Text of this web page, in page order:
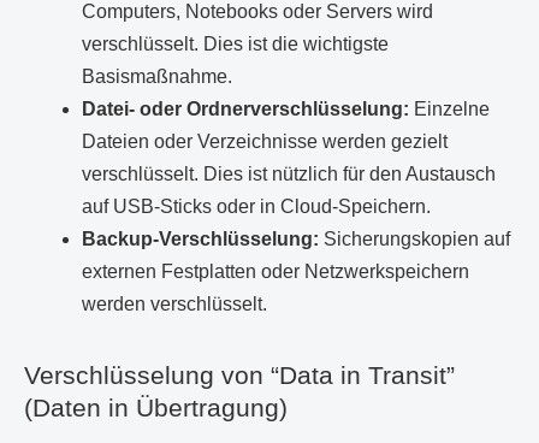
Computers, Notebooks oder Servers wird
verschlüsselt. Dies ist die wichtigste
Basismaßnahme.
Datei- oder Ordnerverschlüsselung: Einzelne
Dateien oder Verzeichnisse werden gezielt
verschlüsselt. Dies ist nützlich für den Austausch
auf USB-Sticks oder in Cloud-Speichern.
Backup-Verschlüsselung: Sicherungskopien auf
externen Festplatten oder Netzwerkspeichern
werden verschlüsselt.
Verschlüsselung von “Data in Transit”
(Daten in Übertragung)